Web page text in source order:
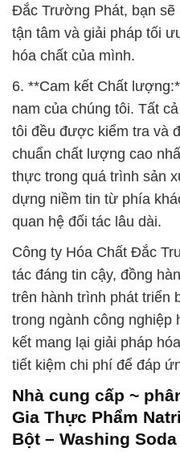
Đắc Trường Phát, bạn
tận tâm và giải pháp tối
hóa chất của mình.
6. **Cam kết Chất
nam của chúng tôi. Tất
tôi đều được kiểm tra và
chuẩn chất lượng cao
thực trong quá trình sản
dựng niềm tin từ phía
quan hệ đối tác lâu dài.
Công ty Hóa Chất Đắc
tác đáng tin cậy, đồng
trên hành trình phát triển
trong ngành công nghiệp
kết mang lại giải pháp
tiết kiệm chi phí để đáp
Nhà cung cấp ~
Gia Thực Phẩm
Bột – Washing Soda